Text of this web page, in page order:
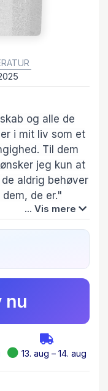
og alle de
i mit liv som et
Til dem
jeg kun at
aldrig behøver
de er."
Murgia
sider
af de
lå hende
og
surrogasi,
der
... Vis mere
nu
13. aug – 14. aug